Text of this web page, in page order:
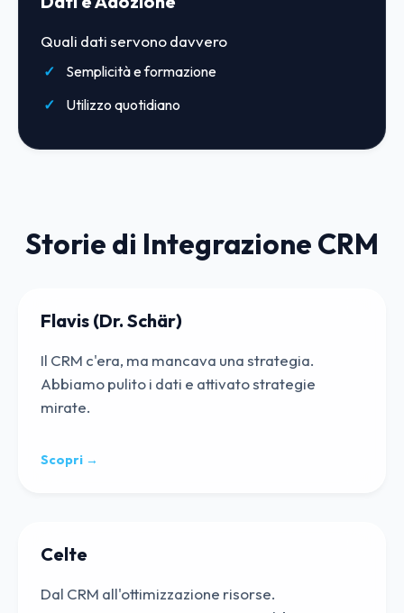
Quali dati servono davvero
Semplicità e formazione
Utilizzo quotidiano
Storie di Integrazione CRM
Flavis (Dr. Schär)
Il CRM c'era, ma mancava una strategia.
Abbiamo pulito i dati e attivato strategie
mirate.
Scopri →
Celte
Dal CRM all'ottimizzazione risorse.